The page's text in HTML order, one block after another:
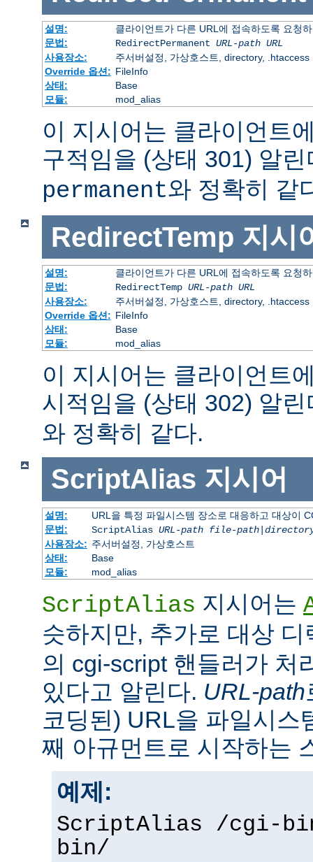
설명:
클라이언트가 다른 URL에 접속하도록 요청
문법:
RedirectPermanent URL-path URL
사용장소:
주서버설정, 가상호스트, directory, .htaccess
Override 옵션: FileInfo
상태:
Base
모듈:
mod_alias
이 지시어는 클라이언트
구적임을 (상태 301) 알
permanent와 정확히 같
RedirectTemp 지시
설명:
클라이언트가 다른 URL에 접속하도록 요청
문법:
RedirectTemp URL-path URL
사용장소:
주서버설정, 가상호스트, directory, .htaccess
Override 옵션: FileInfo
상태:
Base
모듈:
mod_alias
이 지시어는 클라이언트
시적임을 (상태 302) 알
와 정확히 같다.
ScriptAlias 지시어
설명:
URL을 특정 파일시스템 장소로 대응하고 대상이
문법:
ScriptAlias URL-path file-path|
사용장소: 주서버설정, 가상호스트
상태:
Base
모듈:
mod_alias
ScriptAlias 지시어는
슷하지만, 추가로 대상
의 cgi-script 핸들러가 처
있다고 알린다. URL-path
코딩된) URL을 파일시스
째 아규먼트로 시작하는
예제:
ScriptAlias /cgi-
bin/